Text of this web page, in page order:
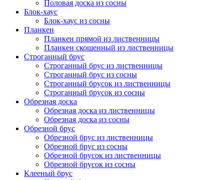
Половая доска из сосны
Блок-хаус
Блок-хаус из сосны
Планкен
Планкен прямой из лиственницы
Планкен скошенный из лиственницы
Строганный брус
Строганный брус из лиственницы
Строганный брус из сосны
Строганный брусок из лиственницы
Строганный брусок из сосны
Обрезная доска
Обрезная доска из лиственницы
Обрезная доска из сосны
Обрезной брус
Обрезной брус из лиственницы
Обрезной брус из сосны
Обрезной брусок из лиственницы
Обрезной брусок из сосны
Клееный брус